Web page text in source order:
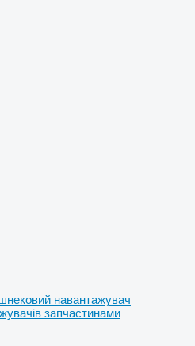
навантажувач
запчастинами